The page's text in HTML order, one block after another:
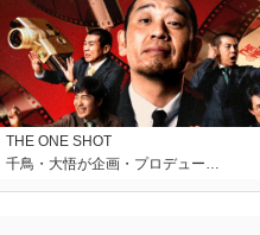
THE ONE SHOT
千鳥・大悟が企画・プロデュー…